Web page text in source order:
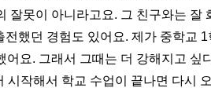
잘못이 아니라고요. 그 친구와는 잘
했던 경험도 있어요. 제가 중학교 1
요. 그래서 그때는 더 강해지고 싶
시작해서 학교 수업이 끝나면 다시